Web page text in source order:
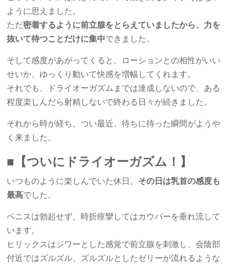
ように思えました。
ただ密着するように前立腺をとらえていましたから、力を
抜いて待つことだけに集中できました。
そして感度があがってくると、ローションとの相性がいい
せいか、ゆっくり動いて快感を増幅してくれます。
それでも、ドライオーガズムまでは達成しないので、ある
程度楽しんだら射精しないで終わる日々が続きました。
それから時が経ち、つい最近、待ちに待った瞬間がようや
く来ました。
■【ついにドライオーガズム！】
いつものように楽しんでいた休日。 その日は乳首の感度も
最高でした。
ペニスは勃起せず、時折痙攣してはカウパーを垂れ流して
います。
ヒリックスはジワーとした感覚で前立腺を刺激し、会陰部
付近ではズルズル、ズルズルとしたゼリーが流れるような